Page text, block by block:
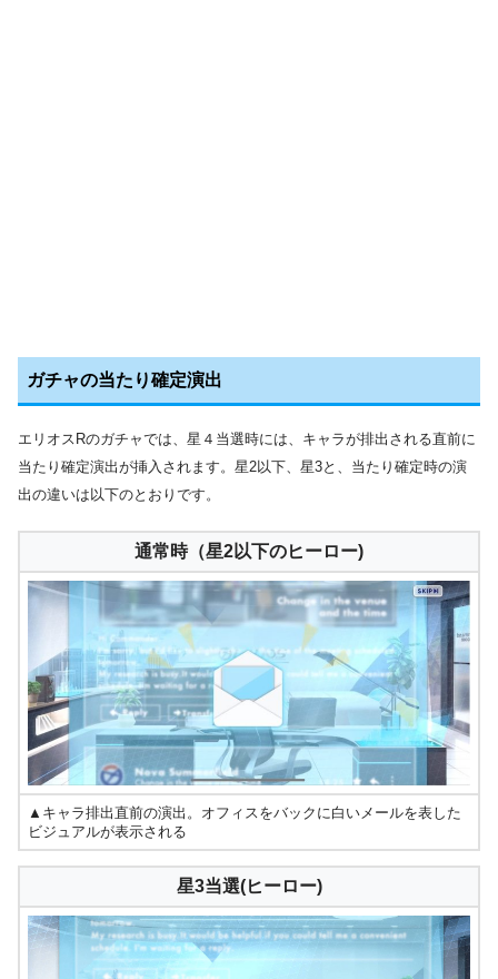
ガチャの当たり確定演出
エリオスRのガチャでは、星４当選時には、キャラが排出される直前に
当たり確定演出が挿入されます。星2以下、星3と、当たり確定時の演
出の違いは以下のとおりです。
通常時（星2以下のヒーロー)
▲キャラ排出直前の演出。オフィスをバックに白いメールを表した
ビジュアルが表示される
星3当選(ヒーロー)